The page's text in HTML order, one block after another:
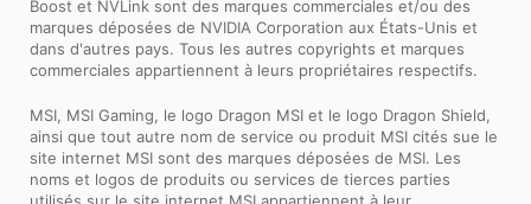
Boost et NVLink sont des marques commerciales et/ou des
marques déposées de NVIDIA Corporation aux États-Unis et
dans d'autres pays. Tous les autres copyrights et marques
commerciales appartiennent à leurs propriétaires respectifs.
MSI, MSI Gaming, le logo Dragon MSI et le logo Dragon Shield,
ainsi que tout autre nom de service ou produit MSI cités sue le
site internet MSI sont des marques déposées de MSI. Les
noms et logos de produits ou services de tierces parties